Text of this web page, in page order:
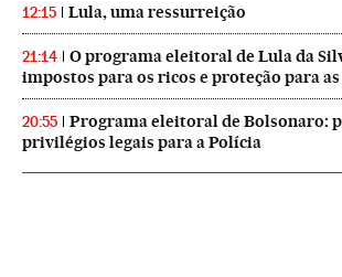
12:15 Lula, uma ressurreição
21:14
O programa eleitoral de Lula da
impostos para os ricos e proteção para
20:55
Programa eleitoral de Bolsonaro:
privilégios legais para a Polícia